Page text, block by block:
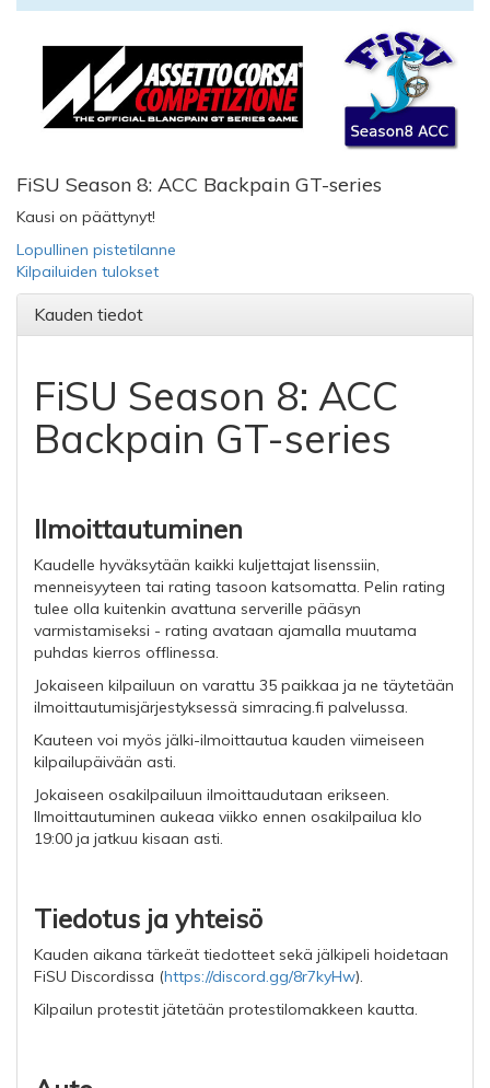
FiSU Season 8: ACC Backpain GT-series
Kausi on päättynyt!
Lopullinen pistetilanne
Kilpailuiden tulokset
Kauden tiedot
FiSU Season 8: ACC
Backpain GT-series
Ilmoittautuminen
Kaudelle hyväksytään kaikki kuljettajat lisenssiin,
menneisyyteen tai rating tasoon katsomatta. Pelin rating
tulee olla kuitenkin avattuna serverille pääsyn
varmistamiseksi - rating avataan ajamalla muutama
puhdas kierros offlinessa.
Jokaiseen kilpailuun on varattu 35 paikkaa ja ne täytetään
ilmoittautumisjärjestyksessä simracing.fi palvelussa.
Kauteen voi myös jälki-ilmoittautua kauden viimeiseen
kilpailupäivään asti.
Jokaiseen osakilpailuun ilmoittaudutaan erikseen.
Ilmoittautuminen aukeaa viikko ennen osakilpailua klo
19:00 ja jatkuu kisaan asti.
Tiedotus ja yhteisö
Kauden aikana tärkeät tiedotteet sekä jälkipeli hoidetaan
FiSU Discordissa (https://discord.gg/8r7kyHw).
Kilpailun protestit jätetään protestilomakkeen kautta.